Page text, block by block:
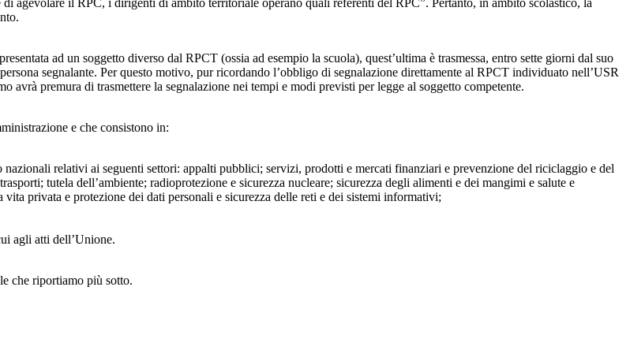
agevolare il RPC, i dirigenti di ambito territoriale operano quali referenti del RPC”. Pertanto, in ambito scolastico, la
ad un soggetto diverso dal RPCT (ossia ad esempio la scuola), quest’ultima è trasmessa, entro sette giorni dal suo
segnalante. Per questo motivo, pur ricordando l’obbligo di segnalazione direttamente al RPCT individuato nell’USR
avrà premura di trasmettere la segnalazione nei tempi e modi previsti per legge al soggetto competente.
e che consistono in:
relativi ai seguenti settori: appalti pubblici; servizi, prodotti e mercati finanziari e prevenzione del riciclaggio e del
tutela dell’ambiente; radioprotezione e sicurezza nucleare; sicurezza degli alimenti e dei mangimi e salute e
privata e protezione dei dati personali e sicurezza delle reti e dei sistemi informativi;
agli atti dell’Unione.
che riportiamo più sotto.